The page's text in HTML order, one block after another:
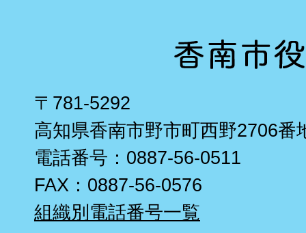
〒781-5292
高知県香南市野市町西野2706番
電話番号：0887-56-0511
FAX：0887-56-0576
組織別電話番号一覧